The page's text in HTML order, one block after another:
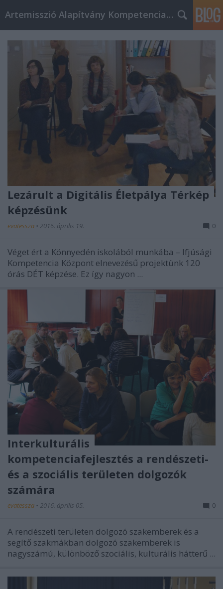
Artemisszió Alapítvány Kompetencia Központ
Lezárult a Digitális Életpálya Térkép
képzésünk
evatessza • 2016. április 19. 0
Véget ért a Könnyedén iskolából munkába – Ifjúsági
Kompetencia Központ elnevezésű projektünk 120
órás DÉT képzése. Ez így nagyon ...
Interkulturális
kompetenciafejlesztés a rendészeti-
és a szociális területen dolgozók
számára
evatessza • 2016. április 05. 0
A rendészeti területen dolgozó szakemberek és a
segítő szakmákban dolgozó szakemberek is
nagyszámú, különböző szociális, kulturális hátterű ...